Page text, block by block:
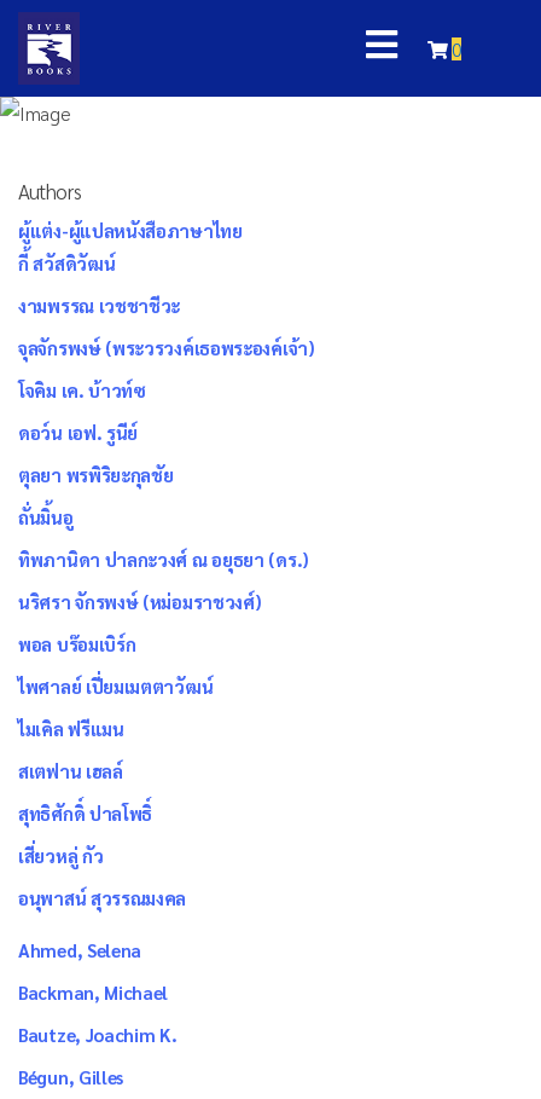
0
Authors
ผู้แต่ง-ผู้แปลหนังสือภาษาไทย
กี้ สวัสดิวัฒน์
งามพรรณ เวชชาชีวะ
จุลจักรพงษ์ (พระวรวงค์เธอพระองค์เจ้า)
โจคิม เค. บ้าวท์ซ
ดอว์น เอฟ. รูนีย์
ตุลยา พรพิริยะกุลชัย
ถั่นมิ้นอู
ทิพภานิดา ปาลกะวงศ์ ณ อยุธยา (ดร.)
นริศรา จักรพงษ์ (หม่อมราชวงศ์)
พอล บร๊อมเบิร์ก
ไพศาลย์ เปี่ยมเมตตาวัฒน์
ไมเคิล ฟรีแมน
สเตฟาน เฮลล์
สุทธิศักดิ์ ปาลโพธิ์
เสี่ยวหลู่ กัว
อนุพาสน์ สุวรรณมงคล
Ahmed, Selena
Backman, Michael
Bautze, Joachim K.
Bégun, Gilles